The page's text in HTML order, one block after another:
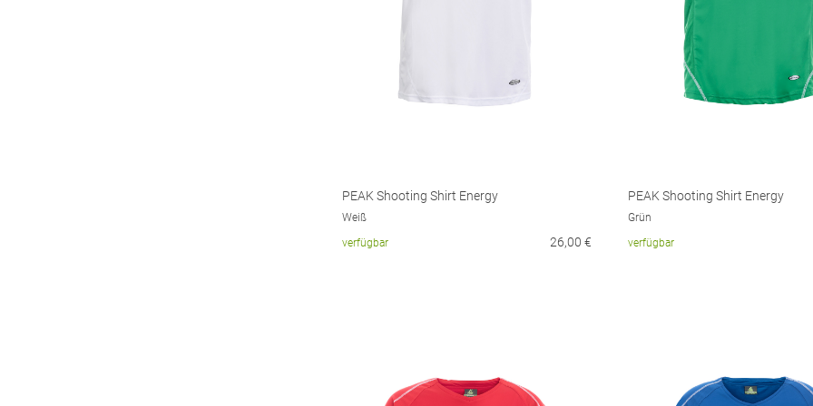
PEAK Shooting Shirt Energy
Weiß
verfügbar
26,00 €
PEAK Shooting Shirt Energy
Grün
verfügbar